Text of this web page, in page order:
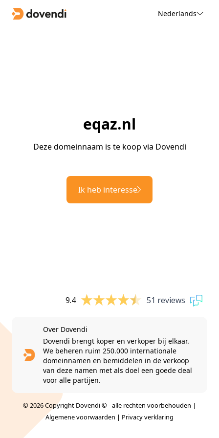
Nederlands
eqaz.nl
Deze domeinnaam is te koop via Dovendi
Ik heb interesse
9.4 51 reviews
Over Dovendi
Dovendi brengt koper en verkoper bij elkaar.
We beheren ruim 250.000 internationale
domeinnamen en bemiddelen in de verkoop
van deze namen met als doel een goede deal
voor alle partijen.
© 2026 Copyright Dovendi © - alle rechten voorbehouden |
Algemene voorwaarden | Privacy verklaring